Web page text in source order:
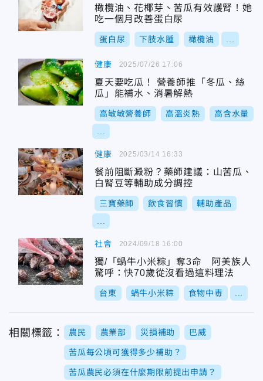
橄欖油、花椰芽、苦瓜有效護腎！她
吃一個月改善蛋白尿
蛋白尿 下肢水腫 橄欖油
健康
夏天要吃瓜！ 營養師推「冬瓜、絲
瓜」能補水、消暑解熱
高敏敏營養師 高溫炎熱 高含水量
2025/07/26 17:06
健康
餐前阻斷澱粉？藥師建議：山苦瓜、
白腎豆等輔助成分調控
三寶藥師 飲食習慣 輔助產品
2025/03/14 16:33
社會
獨/「蝸牛小米粽」奪3命 阿美族人
驚呼：快70歲從沒看過這料理法
台東 蝸牛小米粽 食物中毒
2024/09/18 16:00
相關標籤： 農民 農業部 災損補助 巴威
苦瓜每公頃可獲得多少補助？
苦瓜農民必須在什麼期限前提出申請？